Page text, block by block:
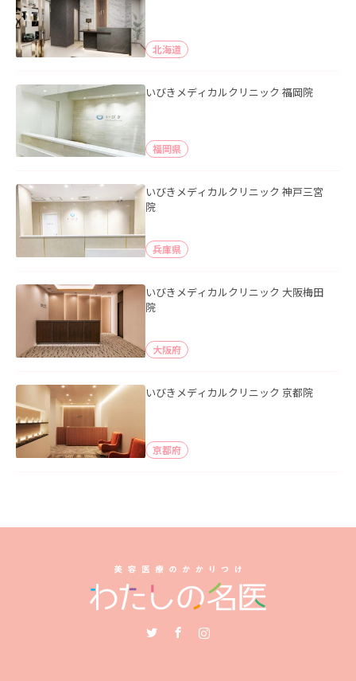
北海道
いびきメディカルクリニック 福岡院
福岡県
いびきメディカルクリニック 神戸三宮
院
兵庫県
いびきメディカルクリニック 大阪梅田
院
大阪府
いびきメディカルクリニック 京都院
京都府